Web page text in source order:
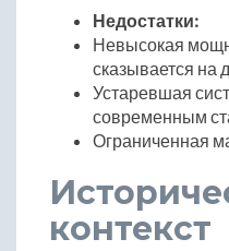
Недостатки:
Невысокая
сказывается на
Устаревшая
современным
Ограниченная
контекст